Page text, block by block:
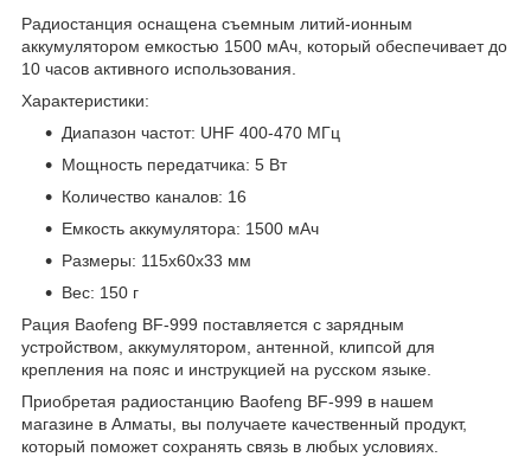
Радиостанция оснащена съемным литий-ионным
аккумулятором емкостью 1500 мАч, который обеспечивает до
10 часов активного использования.
Характеристики:
Диапазон частот: UHF 400-470 МГц
Мощность передатчика: 5 Вт
Количество каналов: 16
Емкость аккумулятора: 1500 мАч
Размеры: 115x60x33 мм
Вес: 150 г
Рация Baofeng BF-999 поставляется с зарядным
устройством, аккумулятором, антенной, клипсой для
крепления на пояс и инструкцией на русском языке.
Приобретая радиостанцию Baofeng BF-999 в нашем
магазине в Алматы, вы получаете качественный продукт,
который поможет сохранять связь в любых условиях.